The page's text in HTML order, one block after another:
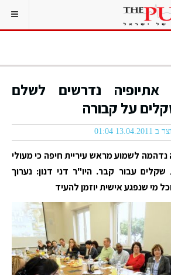
אתיופיה נדרשים לשלם
על קבורה
13.04.2011 01:04
נדהמה לשמוע מראש עיריית חיפה כי מעולי
שקלים עבור קבר. היו"ר דני דנון: נערוך
מי שנפגע אישית יוזמן להעיד